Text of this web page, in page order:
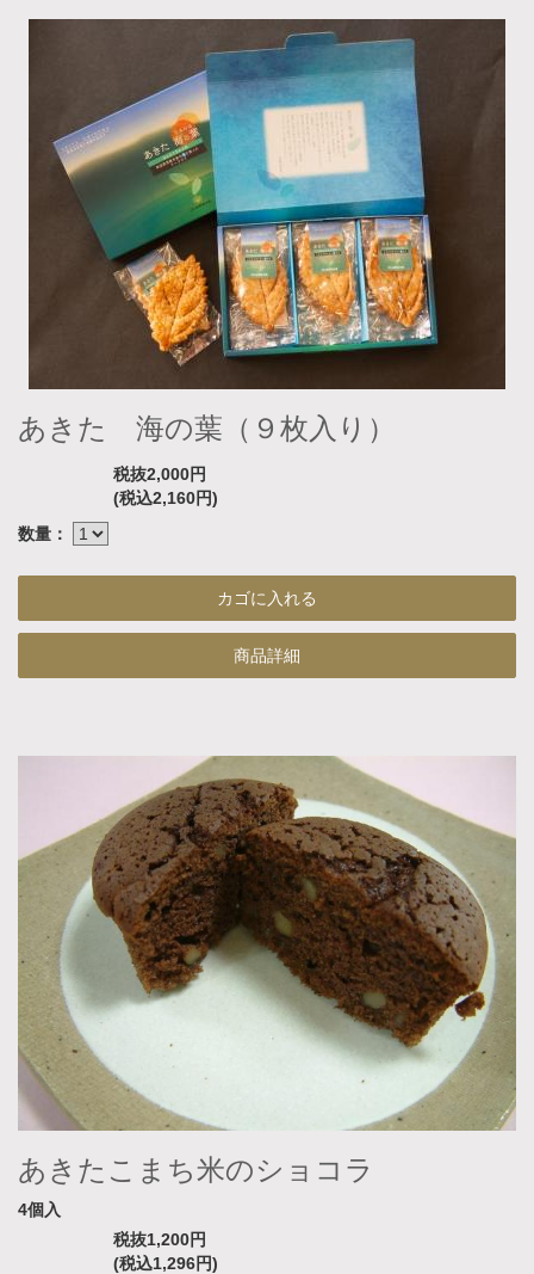
あきた 海の葉（９枚入り）
税抜2,000円
(税込2,160円)
数量：
商品詳細
あきたこまち米のショコラ
4個入
税抜1,200円
(税込1,296円)